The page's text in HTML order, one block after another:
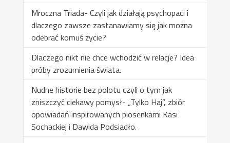
Mroczna Triada- Czyli jak działają psychopaci i
dlaczego zawsze zastanawiamy się jak można
odebrać komuś życie?
Dlaczego nikt nie chce wchodzić w relacje? Idea
próby zrozumienia świata.
Nudne historie bez polotu czyli o tym jak
zniszczyć ciekawy pomysł- „Tylko Haj”, zbiór
opowiadań inspirowanych piosenkami Kasi
Sochackiej i Dawida Podsiadło.